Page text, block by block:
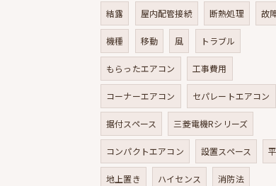
結露 屋内配管接続 断熱処理 故
機種 移動 風 トラブル
もらったエアコン 工事費用
コーナーエアコン セパレートエアコン
据付スペース 三菱電機Rシリーズ
コンパクトエアコン 設置スペース
地上置き ハイセンス 消防法